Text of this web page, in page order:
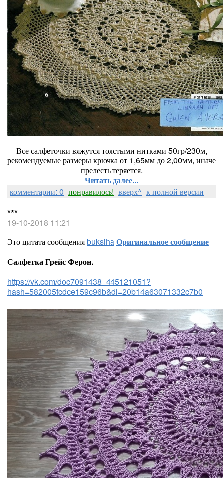
Все салфеточки вяжутся толстыми нитками 50гр/230м,
рекомендуемые размеры крючка от 1,65мм до 2,00мм, иначе
прелесть теряется.
Читать далее...
комментарии: 0 понравилось! вверх^ к полной версии
***
19-10-2018 11:21
Это цитата сообщенияbuksihaОригинальное сообщение
Салфетка Грейс Ферон.
https://vk.com/doc7091438_445121051?
hash=582005fcdce159c96b&dl=20b14a63071332c7b0